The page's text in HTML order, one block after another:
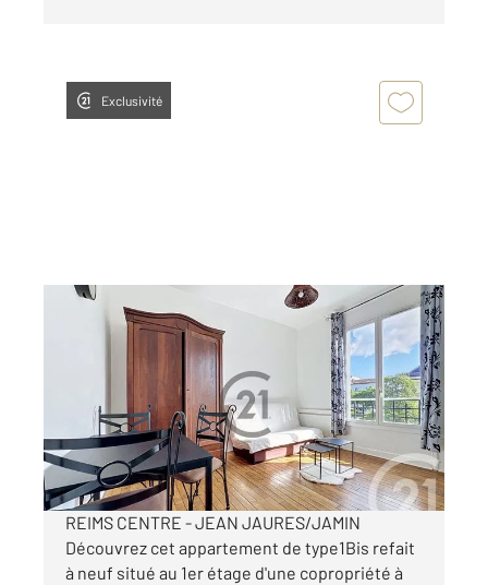
Exclusivité
REIMS 51
21,77 m
2 , 1 pièce
Ref : 18021
Appartement F1 à vendre
110 000 €
Visiter le site dédié
REIMS CENTRE - JEAN JAURES/JAMIN
Découvrez cet appartement de type1Bis refait
à neuf situé au 1er étage d'une copropriété à